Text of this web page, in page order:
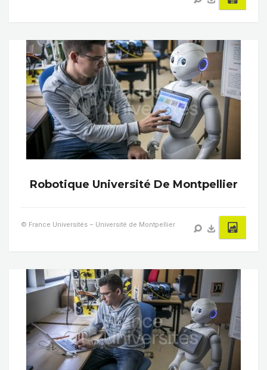
Robotique Université De Montpellier
© France Universités – Université de Montpellier